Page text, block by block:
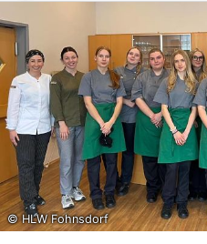
© HLW Fohnsdorf